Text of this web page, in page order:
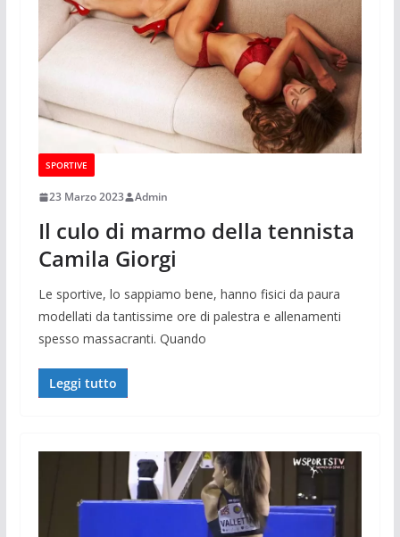
SPORTIVE
23 Marzo 2023 Admin
Il culo di marmo della tennista
Camila Giorgi
Le sportive, lo sappiamo bene, hanno fisici da paura
modellati da tantissime ore di palestra e allenamenti
spesso massacranti. Quando
Leggi tutto